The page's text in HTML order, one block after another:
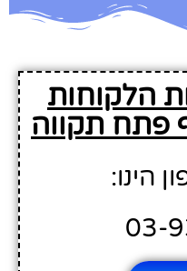
הלקוחות
פתח תקווה
הינו:
03-